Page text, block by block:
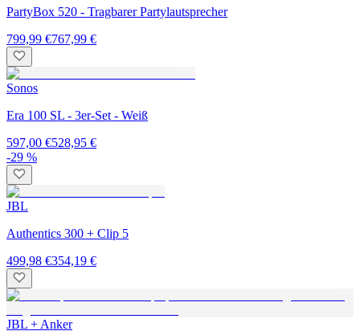
PartyBox 520 - Tragbarer Partylautsprecher
799,99 €767,99 €
Sonos
Era 100 SL - 3er-Set - Weiß
597,00 €528,95 €
-29 %
JBL
Authentics 300 + Clip 5
499,98 €354,19 €
JBL + Anker